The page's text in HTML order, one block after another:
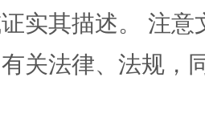
实其描述。 注
关法律、法规，